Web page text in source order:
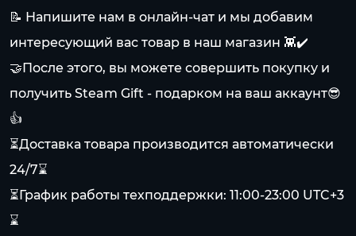
📝 Напишите нам в онлайн-чат и мы добавим
интересующий вас товар в наш магазин 👾✔️
🤝После этого, вы можете совершить покупку и
получить Steam Gift - подарком на ваш аккаунт😎
👍
⏳Доставка товара производится автоматически
24/7⌛️
⏳График работы техподдержки: 11:00-23:00 UTC+3
⌛️